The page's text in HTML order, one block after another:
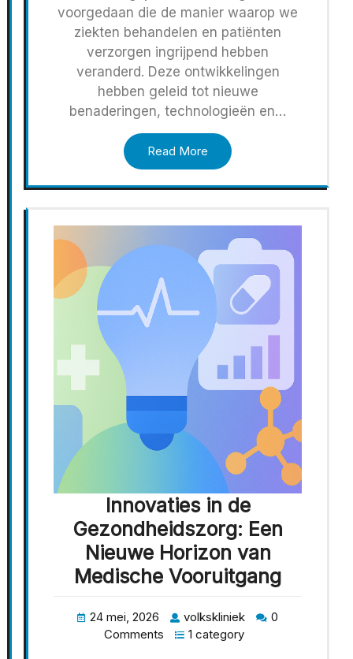
voorgedaan die de manier waarop we
ziekten behandelen en patiënten
verzorgen ingrijpend hebben
veranderd. Deze ontwikkelingen
hebben geleid tot nieuwe
benaderingen, technologieën en…
Read More
Innovaties in de
Gezondheidszorg: Een
Nieuwe Horizon van
Medische Vooruitgang
24 mei, 2026 volkskliniek
0
Comments
1 category